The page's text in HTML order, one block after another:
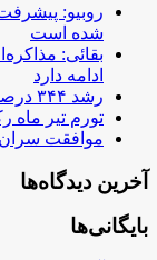
روبیو:
شده است
بقائی:
ادامه دارد
رشد ۳۴۴ درصدی قیمت روغن/ لبنیات چقدر گران شد؟
تورم تیر ماه رکورد
موافقت سران
آخرین دیدگاه‌ها
بایگانی‌ها